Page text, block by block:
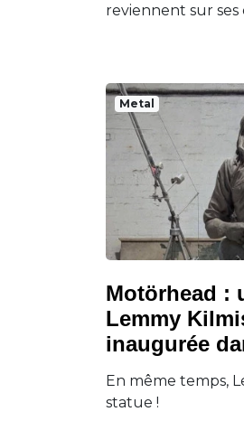
reviennent sur ses
Metal
Motörhead :
Lemmy
inaugurée
En même temps,
statue !